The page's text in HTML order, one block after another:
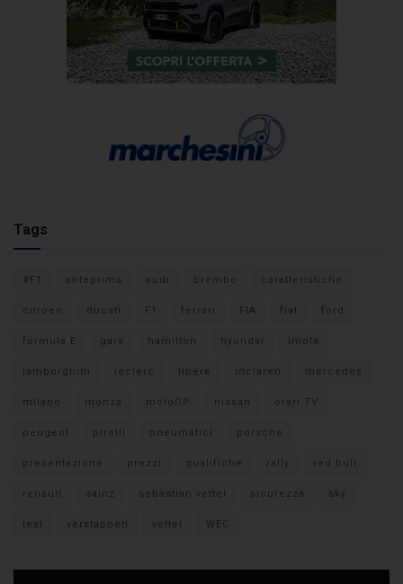
Tags
#F1 anteprima audi brembo caratteristiche
citroen ducati F1 ferrari FIA fiat ford
formula E gara hamilton hyundai imola
lamborghini leclerc libere mclaren mercedes
milano monza motoGP nissan orari TV
peugeot pirelli pneumatici porsche
presentazione prezzi qualifiche rally red bull
renault sainz sebastian vettel sicurezza sky
test verstappen vettel WEC